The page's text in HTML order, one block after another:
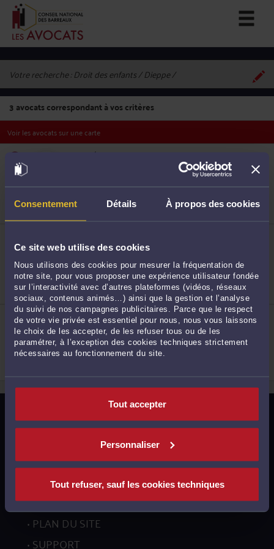
Consentement Détails À propos des cookies
Ce site web utilise des cookies
Nous utilisons des cookies pour mesurer la fréquentation de
notre site, pour vous proposer une expérience utilisateur fondée
sur l’interactivité avec d’autres plateformes (vidéos, réseaux
sociaux, contenus animés…) ainsi que la gestion et l’analyse
du suivi de nos campagnes publicitaires. Parce que le respect
de votre vie privée est essentiel pour nous, nous vous laissons
le choix de les accepter, de les refuser tous ou de les
paramétrer, à l’exception des cookies techniques strictement
nécessaires au fonctionnement du site.
Tout accepter
Personnaliser
Tout refuser, sauf les cookies techniques
Votre recherche :Droit des enfants / Dieppe
3avocats correspondant à vos critères
Voir les avocats sur une carte
1
ME MÉLANIE DERNY
22 rue de l'Oranger 76200 DIEPPE
Procédure d'appel
Procédure civile
2
32 RUE JEAN RIBAULT 76200 DIEPPE
Droit des enfants
Droit du crédit et de la consommation
Droit pénal
ME SYLVIE AMISSE DUVAL
8 RUE TOUSTAIN 76200 DIEPPE
Accepte les consultations vidéo
Droit des enfants
Procédure d'appel
MENTIONS LÉGALES
POLITIQUE DE CONFIDENTIALITÉ
POLITIQUE DES COOKIES
CGU AVOCATS
CGUV UTILISATEURS
PLAN DU SITE
SUPPORT